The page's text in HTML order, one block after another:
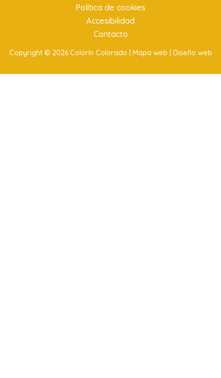
Política de cookies
Accesibilidad
Contacto
Copyright © 2026 Colorín Colorado | Mapa web | Diseño web